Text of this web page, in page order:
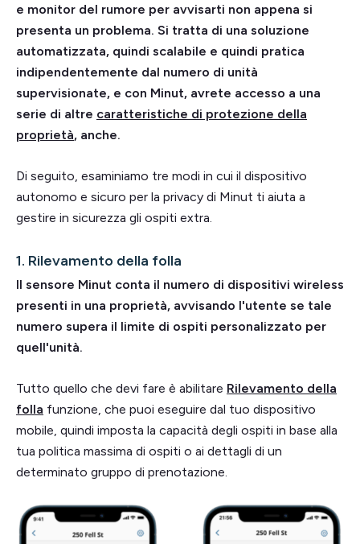
e monitor del rumore per avvisarti non appena si
presenta un problema. Si tratta di una soluzione
automatizzata, quindi scalabile e quindi pratica
indipendentemente dal numero di unità
supervisionate, e con Minut, avrete accesso a una
serie di altre caratteristiche di protezione della
proprietà, anche.
Di seguito, esaminiamo tre modi in cui il dispositivo
autonomo e sicuro per la privacy di Minut ti aiuta a
gestire in sicurezza gli ospiti extra.
1. Rilevamento della folla
Il sensore Minut conta il numero di dispositivi wireless
presenti in una proprietà, avvisando l'utente se tale
numero supera il limite di ospiti personalizzato per
quell'unità.
Tutto quello che devi fare è abilitare Rilevamento della
folla funzione, che puoi eseguire dal tuo dispositivo
mobile, quindi imposta la capacità degli ospiti in base alla
tua politica massima di ospiti o ai dettagli di un
determinato gruppo di prenotazione.